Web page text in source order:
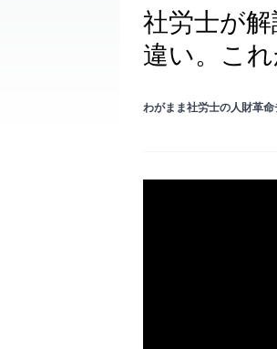
社労士が
違い。こ
わがまま社労士の人財革